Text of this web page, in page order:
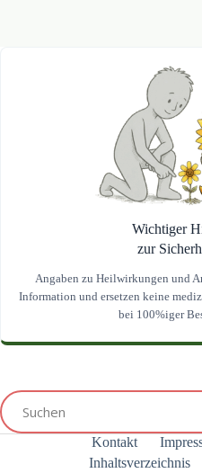
Wichtiger
zur
Angaben zu Heilwirkungen und
Information und ersetzen keine
bei 100%iger
Kontakt
Inhaltsverzeichnis